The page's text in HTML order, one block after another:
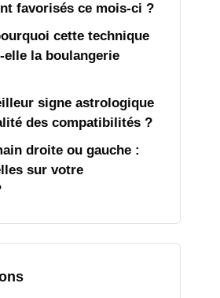
favorisés ce mois-ci ?
cette technique
la boulangerie
signe astrologique
des compatibilités ?
droite ou gauche :
sur votre